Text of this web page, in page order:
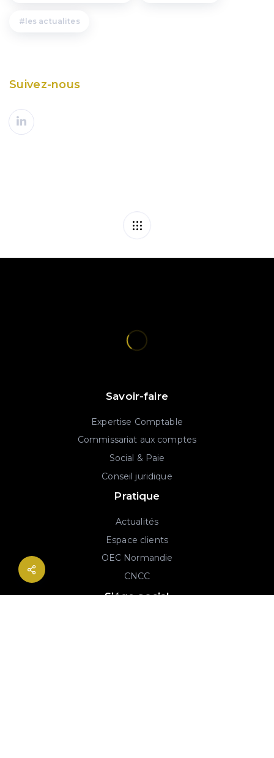
les actualites
Suivez-nous
Savoir-faire
Expertise Comptable
Commissariat aux comptes
Social & Paie
Conseil juridique
Pratique
Actualités
Espace clients
OEC Normandie
CNCC
Siége social